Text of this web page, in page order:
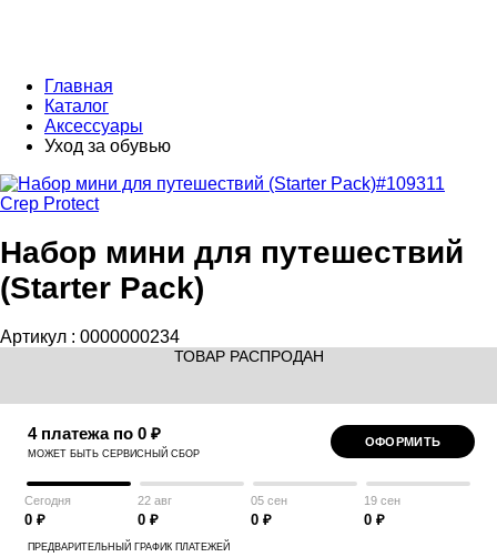
Главная
Каталог
Аксессуары
Уход за обувью
Crep Protect
Набор мини для путешествий
(Starter Pack)
Артикул : 0000000234
ТОВАР РАСПРОДАН
4 платежа по 0 ₽
МОЖЕТ БЫТЬ СЕРВИСНЫЙ СБОР
ОФОРМИТЬ
Сегодня
0 ₽
22 авг
0 ₽
05 сен
0 ₽
19 сен
0 ₽
ПРЕДВАРИТЕЛЬНЫЙ ГРАФИК ПЛАТЕЖЕЙ